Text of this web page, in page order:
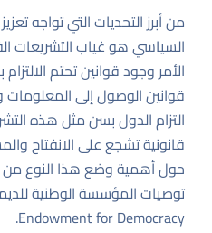
من أبرز التحديات التي تواجه
السياسي هو غياب التشريعات
الأمر وجود قوانين تحتم
قوانين الوصول إلى المعلومات
التزام الدول بسن مثل هذه
قانونية تشجع على الانفتاح
حول أهمية وضع هذا النوع من
توصيات المؤسسة الوطنية
Endowment for Democracy
.